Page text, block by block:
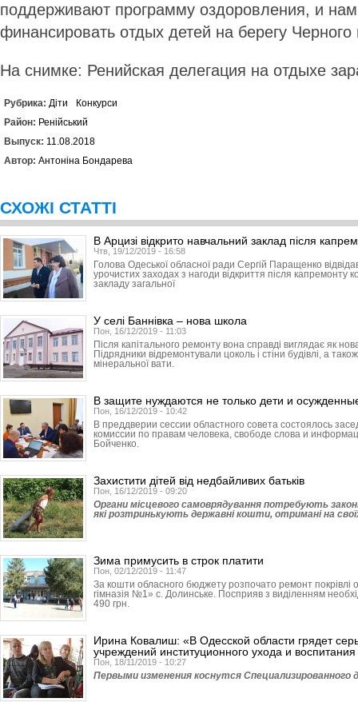
поддерживают программу оздоровления, и нам
финансировать отдых детей на берегу
На снимке: Ренийская делегация на отдыхе
Рубрика: Діти
Конкурси
Район: Ренійський
Выпуск: 11.08.2018
Автор: Антоніна Бондарева
СХОЖІ СТАТТІ
В Арцизі відкрито навчальний заклад після
Чтв, 19/12/2019 - 16:58
Голова Одеської обласної ради Сергій Паращенко
урочистих заходах з нагоди відкриття після капремонту
закладу загальної
У селі Баннівка – нова школа
Пон, 16/12/2019 - 11:03
Після капітального ремонту вона справді виглядає як
Підрядники відремонтували цоколь і стіни будівлі, а
мінеральної вати.
В защите нуждаются не только дети и
Пон, 16/12/2019 - 10:42
В преддверии сессии областного совета состоялось
комиссии по правам человека, свободе слова и
Бойченко.
Захистити дітей від недбайливих батьків
Пон, 16/12/2019 - 09:20
Органи місцевого самоврядування потребують
які розтринькують державні кошти, отримані на
Зима примусить в строк платити
Пон, 02/12/2019 - 11:47
За кошти обласного бюджету розпочато ремонт покрівлі
гімназія №1» с. Долинське. Посприяв з виділенням
490 грн.
Ирина Ковалиш: «В Одесской области грядет
учреждений институционного ухода и
Пон, 18/11/2019 - 10:27
Первыми изменения коснутся Специали­зированного